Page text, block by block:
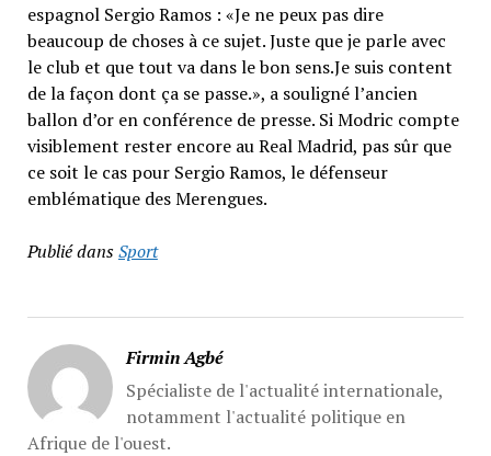
espagnol Sergio Ramos : «Je ne peux pas dire
beaucoup de choses à ce sujet. Juste que je parle avec
le club et que tout va dans le bon sens.Je suis content
de la façon dont ça se passe.», a souligné l’ancien
ballon d’or en conférence de presse. Si Modric compte
visiblement rester encore au Real Madrid, pas sûr que
ce soit le cas pour Sergio Ramos, le défenseur
emblématique des Merengues.
Publié dansSport
Firmin Agbé
Spécialiste de l'actualité internationale,
notamment l'actualité politique en
Afrique de l'ouest.